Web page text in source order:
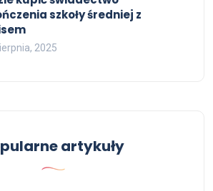
szkoły średniej z
2025
artykuły